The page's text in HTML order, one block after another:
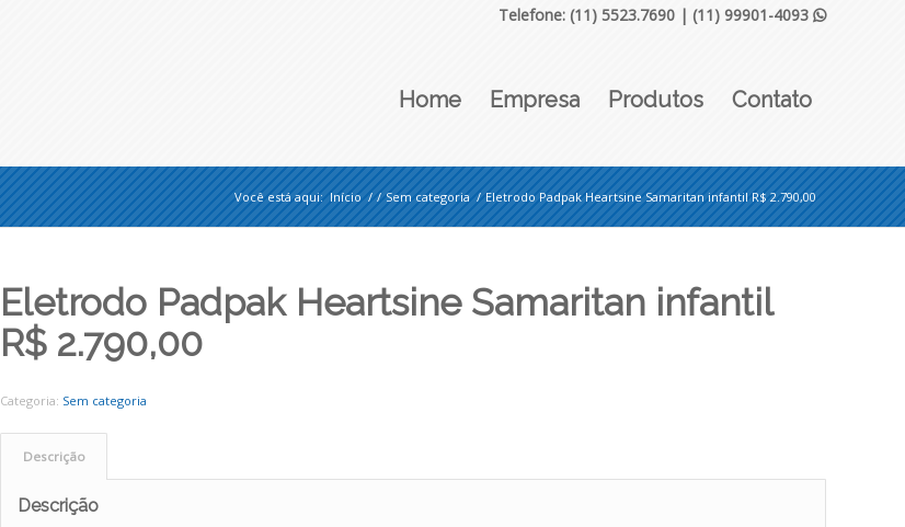
Telefone: (11) 5523.7690 | (11) 99901-4093 
Home Empresa Produtos Contato
Você está aqui: Início / / Sem categoria / Eletrodo Padpak Heartsine Samaritan infantil R$ 2.790,00
Eletrodo Padpak Heartsine Samaritan infantil
R$ 2.790,00
Categoria: Sem categoria
Descrição
Descrição